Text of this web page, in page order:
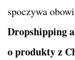
spoczywa
Dropshipping
o produkty z